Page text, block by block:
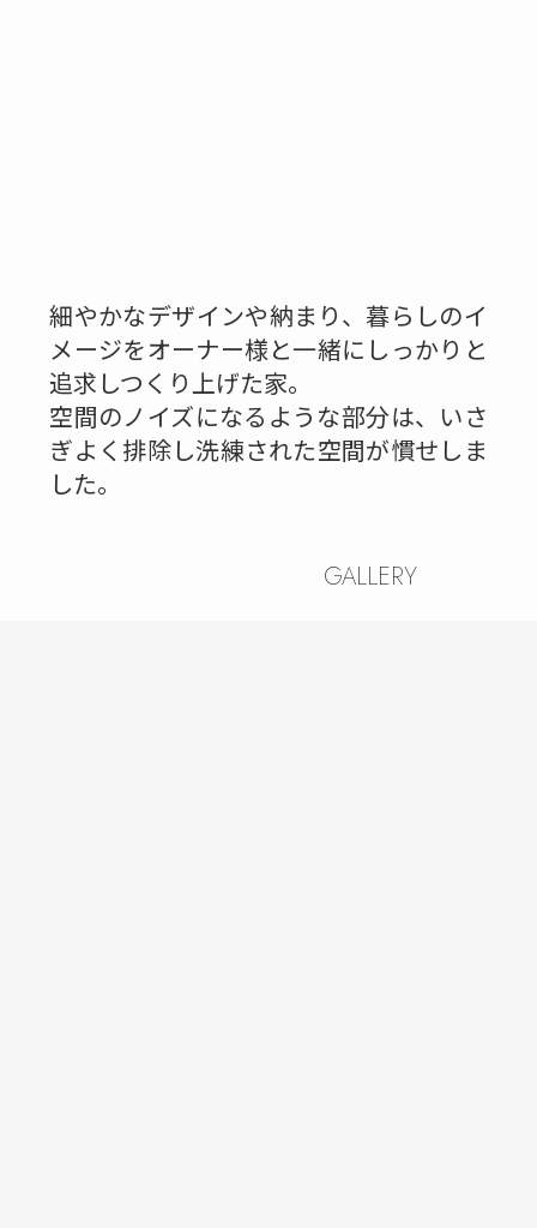
細やかなデザインや納まり、暮らしのイ
メージをオーナー様と一緒にしっかりと
追求しつくり上げた家。
空間のノイズになるような部分は、いさ
ぎよく排除し洗練された空間が慣せしま
した。
GALLERY